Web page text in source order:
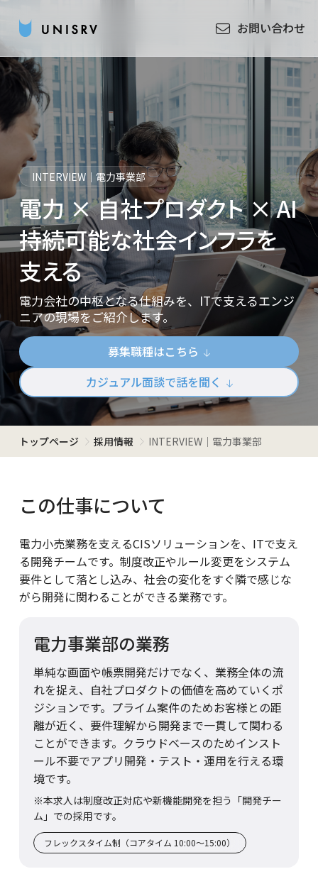
お問い合わせ
INTERVIEW｜電力事業部
電力 × 自社プロダクト × AI
持続可能な社会インフラを
支える
電力会社の中枢となる仕組みを、ITで支えるエンジ
ニアの現場をご紹介します。
募集職種はこちら
カジュアル面談で話を聞く
トップページ 採用情報 INTERVIEW｜電力事業部
この仕事について
電力小売業務を支えるCISソリューションを、ITで支え
る開発チームです。制度改正やルール変更をシステム
要件として落とし込み、社会の変化をすぐ隣で感じな
がら開発に関わることができる業務です。
電力事業部の業務
単純な画面や帳票開発だけでなく、業務全体の流
れを捉え、自社プロダクトの価値を高めていくポ
ジションです。プライム案件のためお客様との距
離が近く、要件理解から開発まで一貫して関わる
ことができます。クラウドベースのためインスト
ール不要でアプリ開発・テスト・運用を行える環
境です。
※本求人は制度改正対応や新機能開発を担う「開発チー
ム」での採用です。
フレックスタイム制（コアタイム 10:00〜15:00）